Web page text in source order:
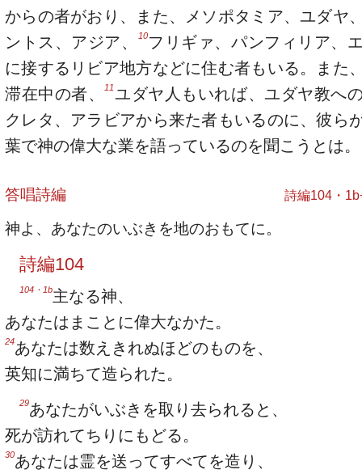
からの者がおり、また、メソポタミア、ユダヤ
ントス、アジア、
10フリギァ、パンフィリア、
に接するリビア地方などに住む者もいる。また
滞在中の者、11ユダヤ人もいれば、ユダヤ教へ
クレタ、アラビアから来た者もいるのに、彼ら
葉で神の偉大な業を語っているのを聞こうとは
答唱詩編 詩編104・
神よ、あなたのいぶきを地のおもてに。
詩編104
104・1b主なる神、
あなたはまことに偉大なかた。
24あなたは数えきれぬほどのものを、
英知に満ちて造られた。
29あなたがいぶきを取り去られると、
死が訪れてちりにもどる。
30あなたは霊を送ってすべてを造り、